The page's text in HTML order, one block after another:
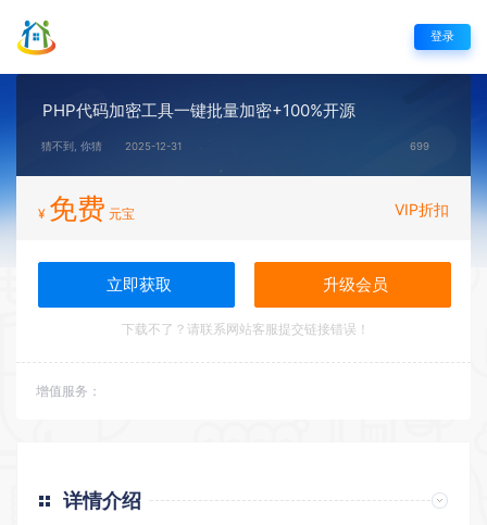
登录
PHP代码加密工具一键批量加密+100%开源
猜不到, 你猜 2025-12-31 699
¥ 免费 元宝 VIP折扣
立即获取 升级会员
下载不了？请联系网站客服提交链接错误！
增值服务：
详情介绍